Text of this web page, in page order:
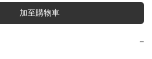
加至購物車
−